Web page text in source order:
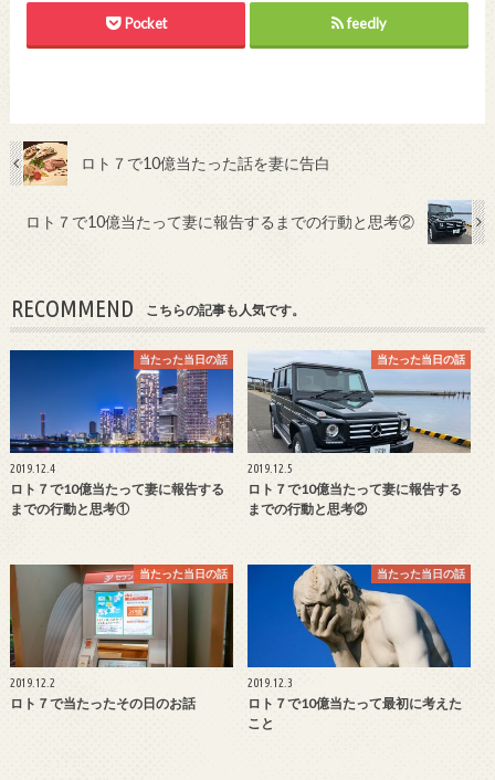
Pocket feedly
ロト７で10億当たった話を妻に告白
ロト７で10億当たって妻に報告するまでの行動と思考②
RECOMMEND こちらの記事も人気です。
当たった当日の話
2019.12.4
ロト７で10億当たって妻に報告する
までの行動と思考①
当たった当日の話
2019.12.5
ロト７で10億当たって妻に報告する
までの行動と思考②
当たった当日の話
2019.12.2
ロト７で当たったその日のお話
当たった当日の話
2019.12.3
ロト７で10億当たって最初に考えた
こと